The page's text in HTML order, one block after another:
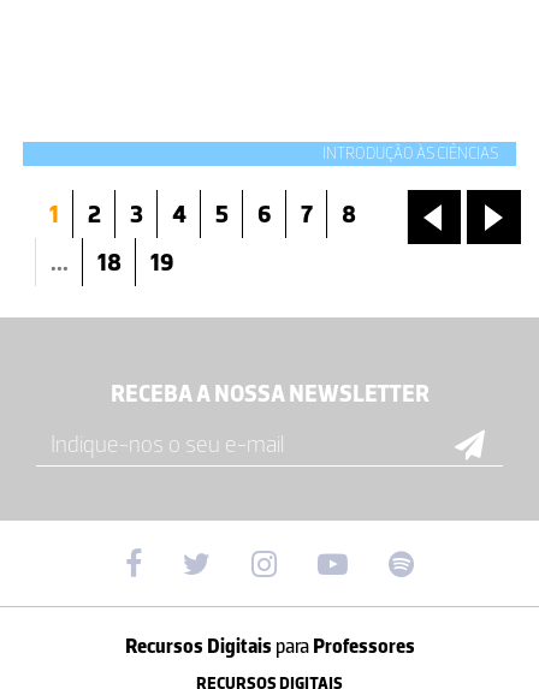
INTRODUÇÃO ÀS CIÊNCIAS
«
1 2 3 4 5 6 7
8
...
18 19
»
RECEBA A NOSSA NEWSLETTER
Recursos Digitais paraProfessores
RECURSOS DIGITAIS